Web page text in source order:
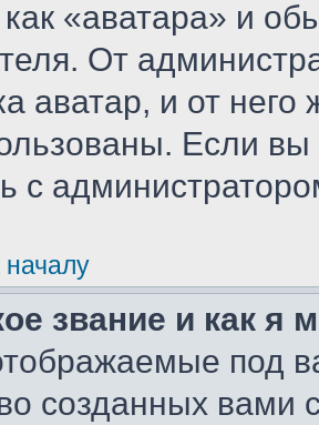
как «аватара» и
От
аватар, и от него
Если
с
началу
звание и как я
под
созданных